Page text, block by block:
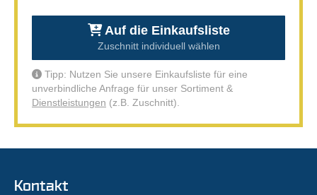
Auf die Einkaufsliste
Zuschnitt individuell wählen
Tipp: Nutzen Sie unsere Einkaufsliste für eine
unverbindliche Anfrage für unser Sortiment &
Dienstleistungen (z.B. Zuschnitt).
Kontakt